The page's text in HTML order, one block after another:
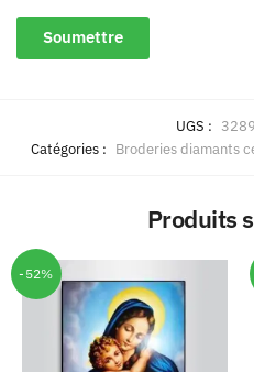
UGS :
Catégories : Broderies diamants
Produits
-52%